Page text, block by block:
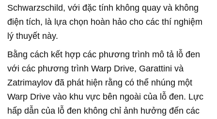
Schwarzschild, với đặc tính không quay và không
điện tích, là lựa chọn hoàn hảo cho các thí nghiệm
lý thuyết này.
Bằng cách kết hợp các phương trình mô tả lỗ đen
với các phương trình Warp Drive, Garattini và
Zatrimaylov đã phát hiện rằng có thể nhúng một
Warp Drive vào khu vực bên ngoài của lỗ đen. Lực
hấp dẫn của lỗ đen không chỉ ảnh hưởng đến các